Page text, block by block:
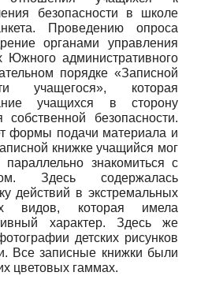
безопасности в школе
Проведению опроса
органами управления
Южного административного
порядке «Записной
учащегося», которая
учащихся в сторону
собственной безопасности.
формы подачи материала и
книжке учащийся мог
знакомиться с
Здесь содержалась
действий в экстремальных
видов, которая имела
характер. Здесь же
детских рисунков
Все записные книжки были
цветовых гаммах.